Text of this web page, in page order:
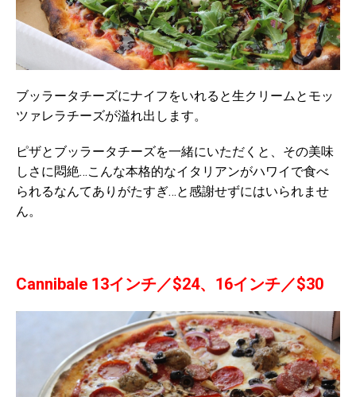
ブッラータチーズにナイフをいれると生クリームとモッ
ツァレラチーズが溢れ出します。
ピザとブッラータチーズを一緒にいただくと、その美味
しさに悶絶…こんな本格的なイタリアンがハワイで食べ
られるなんてありがたすぎ…と感謝せずにはいられませ
ん。
Cannibale 13インチ／$24、16インチ／$30